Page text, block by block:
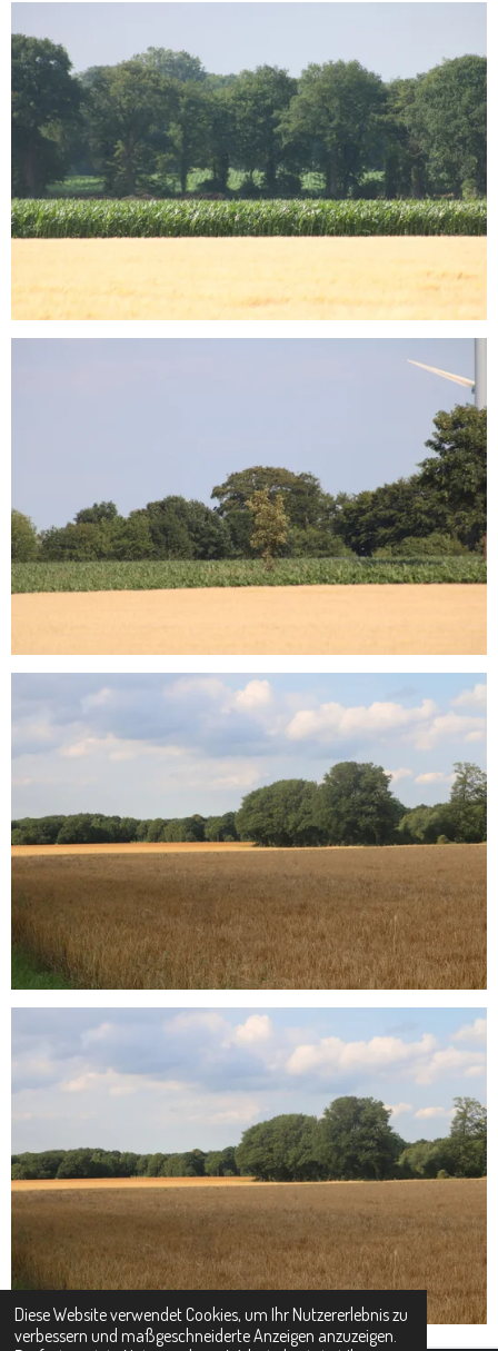
Diese Website verwendet Cookies, um Ihr Nutzererlebnis zu
verbessern und maßgeschneiderte Anzeigen anzuzeigen.